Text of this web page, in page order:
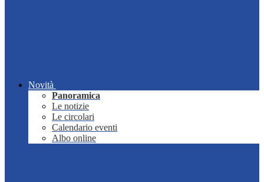
Novità
Panoramica
Le notizie
Le circolari
Calendario eventi
Albo online